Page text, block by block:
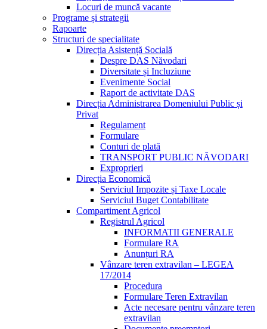
Locuri de muncă vacante
Programe și strategii
Rapoarte
Structuri de specialitate
Direcția Asistență Socială
Despre DAS Năvodari
Diversitate și Incluziune
Evenimente Social
Raport de activitate DAS
Direcția Administrarea Domeniului Public și
Privat
Regulament
Formulare
Conturi de plată
TRANSPORT PUBLIC NĂVODARI
Exproprieri
Direcția Economică
Serviciul Impozite și Taxe Locale
Serviciul Buget Contabilitate
Compartiment Agricol
Registrul Agricol
INFORMATII GENERALE
Formulare RA
Anunțuri RA
Vânzare teren extravilan – LEGEA
17/2014
Procedura
Formulare Teren Extravilan
Acte necesare pentru vânzare teren
extravilan